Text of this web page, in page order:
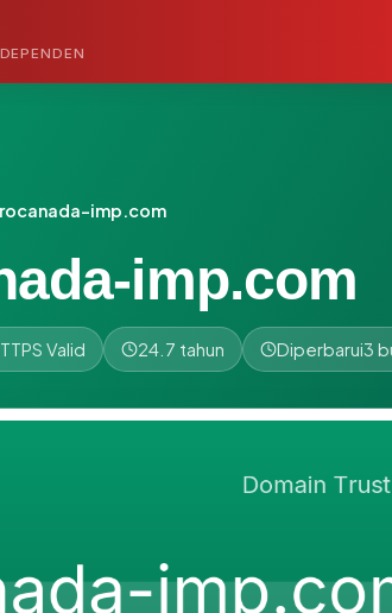
imp.com
imp.com
Valid 24.7 tahun Diperbarui3